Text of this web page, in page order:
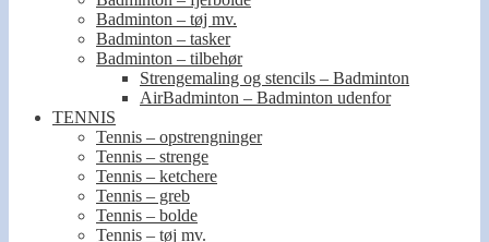
Badminton – tøj mv.
Badminton – tasker
Badminton – tilbehør
Strengemaling og stencils – Badminton
AirBadminton – Badminton udenfor
TENNIS
Tennis – opstrengninger
Tennis – strenge
Tennis – ketchere
Tennis – greb
Tennis – bolde
Tennis – tøj mv.